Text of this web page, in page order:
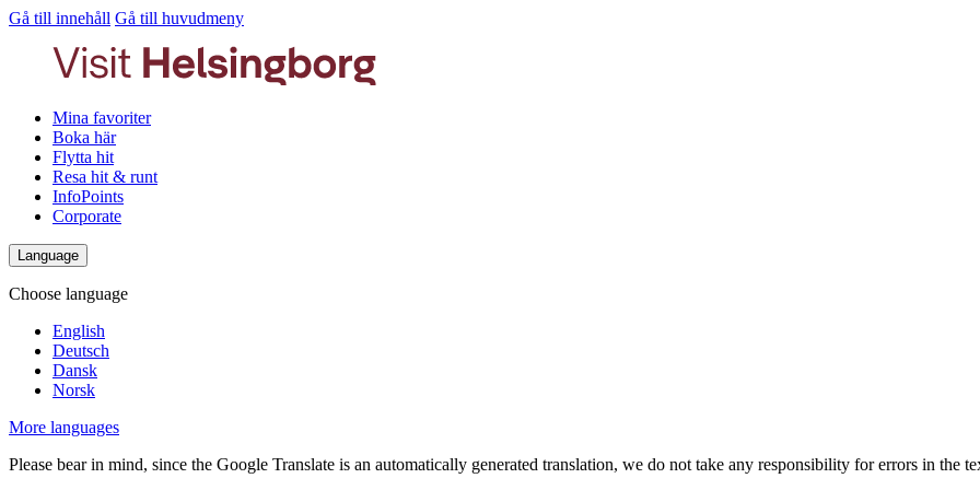
Gå till innehåll Gå till huvudmeny
Mina favoriter
Boka här
Flytta hit
Resa hit & runt
InfoPoints
Corporate
Language
Choose language
English
Deutsch
Dansk
Norsk
More languages
Please bear in mind, since the Google Translate is an automatically generated translation, we do not take any responsibility for errors in the